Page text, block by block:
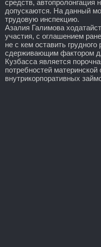
средств, автопролонгация
допускаются. На данный
трудовую инспекцию.
Азалия Галимова
участия, с оглашением
не с кем оставить
сдерживающим фактором
Кузбасса является
потребностей
внутрикорпоративных